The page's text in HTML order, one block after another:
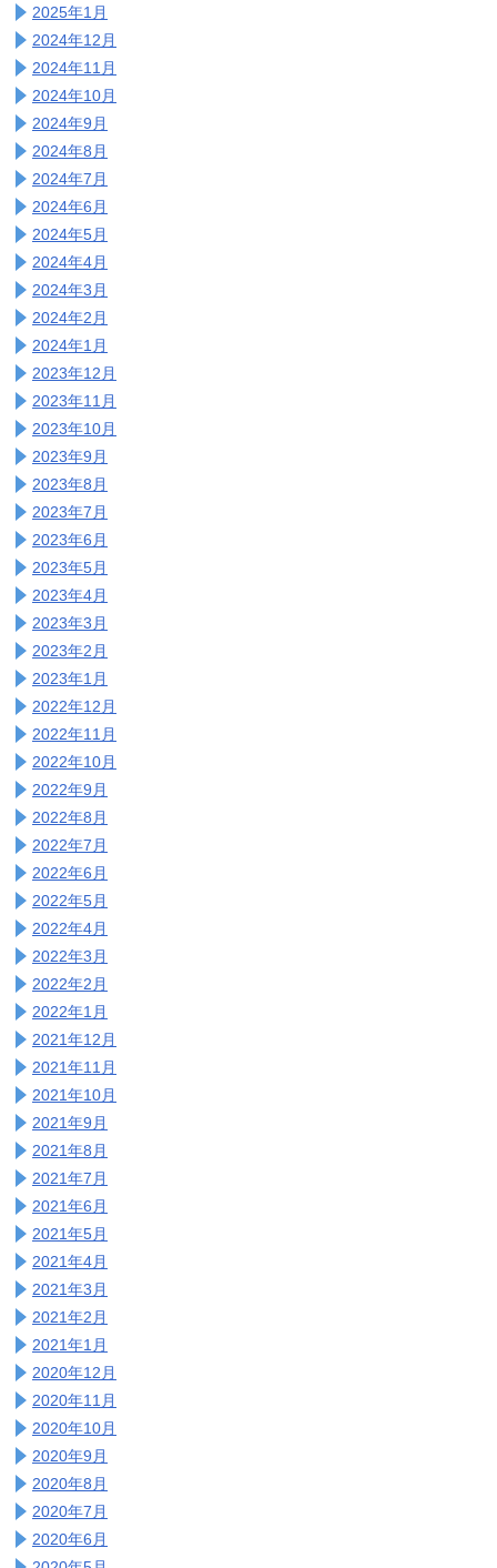
2025年1月
2024年12月
2024年11月
2024年10月
2024年9月
2024年8月
2024年7月
2024年6月
2024年5月
2024年4月
2024年3月
2024年2月
2024年1月
2023年12月
2023年11月
2023年10月
2023年9月
2023年8月
2023年7月
2023年6月
2023年5月
2023年4月
2023年3月
2023年2月
2023年1月
2022年12月
2022年11月
2022年10月
2022年9月
2022年8月
2022年7月
2022年6月
2022年5月
2022年4月
2022年3月
2022年2月
2022年1月
2021年12月
2021年11月
2021年10月
2021年9月
2021年8月
2021年7月
2021年6月
2021年5月
2021年4月
2021年3月
2021年2月
2021年1月
2020年12月
2020年11月
2020年10月
2020年9月
2020年8月
2020年7月
2020年6月